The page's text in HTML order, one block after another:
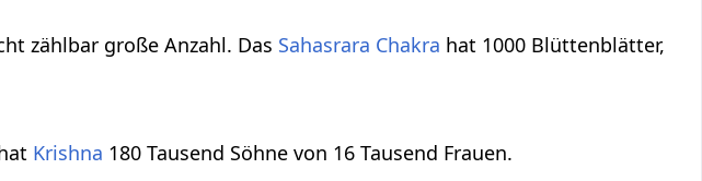
zählbar große Anzahl. Das Sahasrara Chakra hat 1000 Blüttenblätter,
Krishna 180 Tausend Söhne von 16 Tausend Frauen.